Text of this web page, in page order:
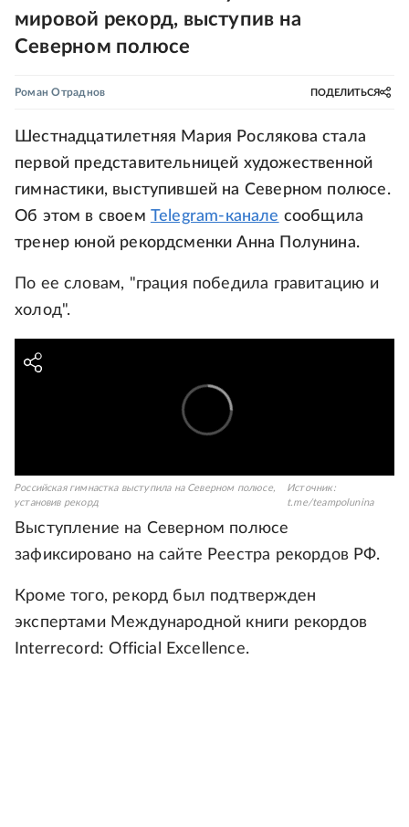
мировой рекорд, выступив на
Северном полюсе
Роман Отраднов ПОДЕЛИТЬСЯ
Шестнадцатилетняя Мария Рослякова стала
первой представительницей художественной
гимнастики, выступившей на Северном полюсе.
Об этом в своем Telegram-канале сообщила
тренер юной рекордсменки Анна Полунина.
По ее словам, "грация победила гравитацию и
холод".
Российская гимнастка выступила на Северном полюсе,
установив рекорд
Источник:
t.me/teampolunina
Выступление на Северном полюсе
зафиксировано на сайте Реестра рекордов РФ.
Кроме того, рекорд был подтвержден
экспертами Международной книги рекордов
Interrecord: Official Excellence.